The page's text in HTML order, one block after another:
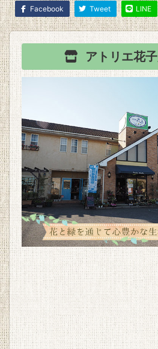
Facebook Tweet LINE
アトリエ花子